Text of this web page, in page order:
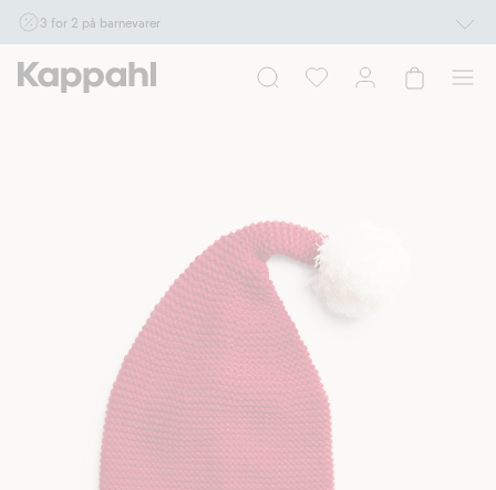
3 for 2 på barnevarer
17/8 i butikk & online for deg som er eller blir medlem. Kan ikke kombineres med
andre tilbud eller rabatter.